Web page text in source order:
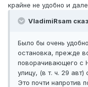
крайне не удобно и
VladimiRsam
Было бы очень
остановка, прежде
поворачивающего с
улицу, (в т. ч. 29 авт)
Это почти напротив